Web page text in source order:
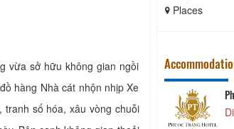
vừa sở hữu không gian ngồi
hàng Nhà cát nhộn nhịp Xe
số hóa, xâu vòng chuỗi
Places
Tuan Vu
Distance: 170 m